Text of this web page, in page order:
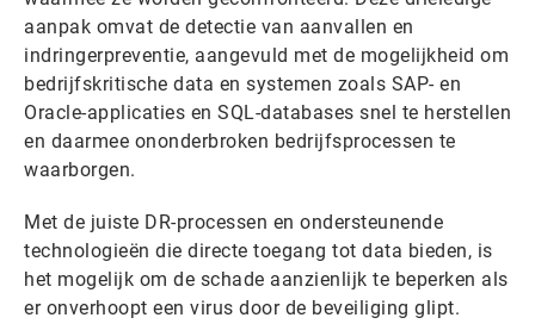
aanpak omvat de detectie van aanvallen en
indringerpreventie, aangevuld met de mogelijkheid om
bedrijfskritische data en systemen zoals SAP- en
Oracle-applicaties en SQL-databases snel te herstellen
en daarmee ononderbroken bedrijfsprocessen te
waarborgen.
Met de juiste DR-processen en ondersteunende
technologieën die directe toegang tot data bieden, is
het mogelijk om de schade aanzienlijk te beperken als
er onverhoopt een virus door de beveiliging glipt.